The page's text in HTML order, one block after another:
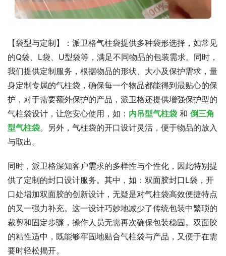
【袋型与定制】：派卫格气柱袋提供多种袋形选择，如常见
的Q袋、L袋、U型袋等，满足不同物品的包装需求。同时，
我们提供定制服务，根据物品的形状、大小及保护需求，量
身定制专属的气柱袋，确保每一个物品都能得到最贴心的保
护，对于需要额外保护的产品，派卫格还提供增强保护型的
气柱袋设计，让您安心使用，如： 内吊型气柱袋 ‍ 和 倒三角
型气柱袋。另外，气柱袋的开口设计灵活，便于物品的放入
与取出。
同时，派卫格深知客户需求的多样性与个性化，因此特别提
供了定制的封口设计服务。其中，如：双面胶封口L袋，开
口处增加双面胶的创新设计，无疑是对气柱袋高效便捷特点
的又一强力补充。这一设计巧妙地减少了传统包装中繁琐的
裁剪和固定步骤，操作人员无需再次确保包装稳固。双面胶
的粘性适中，既能够牢固地贴合气柱袋与产品，又便于在需
要时轻松揭开。